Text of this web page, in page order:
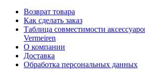
Возврат товара
Как сделать заказ
Таблица совместимости
Vermeiren
О компании
Доставка
Обработка персональных данных